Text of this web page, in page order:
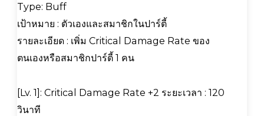
Type: Buff
เป้าหมาย : ตัวเองและสมาชิกในปาร์ตี้
รายละเอียด : เพิ่ม Critical Damage Rate ของ
ตนเองหรือสมาชิกปาร์ตี้ 1 คน
[Lv. 1]: Critical Damage Rate +2 ระยะเวลา : 120
วินาที